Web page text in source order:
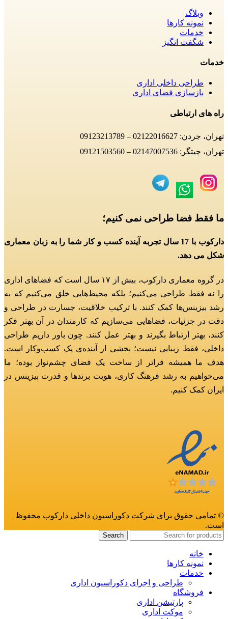
وبلاگ
نمونه کارها
خدمات
شگفت انگیز
خدمات
طراحی داخلی اداری
بازسازی فضای اداری
راه های ارتباطی
تهران، جردن: 02122016627 – 09123213789
تهران، چیتگر: 02147007536 – 09121503560
ما فقط فضا طراحی نمی کنیم؛
دارکوب با 17 سال تجربه آینده کسب و کار شما را به زبان معماری
شکل می دهد.
در گروه معماری دارکوب، بیش از ۱۷ سال است که فضاهای اداری
را نه فقط طراحی می‌کنیم؛ بلکه محیط‌هایی خلق می‌کنیم که به
رشد بیزینس‌ها کمک کنند. با ترکیب خلاقیت، جسارت در طراحی و
دقت در جزئیات، فضاهایی می‌سازیم که کارمندان در آن بهتر فکر
کنند، بهتر ارتباط بگیرند و بهتر عمل کنند. چون باور داریم طراحی
داخلی، فقط زیبایی نیست؛ بخشی از آینده‌ی یک کسب‌وکار است.
هدف ما همیشه فراتر از ساخت یک فضای چشم‌نواز بوده؛ ما
می‌خواهیم به رشد فرهنگ کاری، هویت برندها و قدرت بیزینس در
ایران کمک کنیم.
© تمامی حقوق برای شرکت دکوراسیون داخلی دارکوب محفوظ
است.
Search
خانه
نمونه کارها
خدمات
طراحی و اجرای دکوراسیون اداری
فروشگاه
پارتیشن اداری
موکت اداری